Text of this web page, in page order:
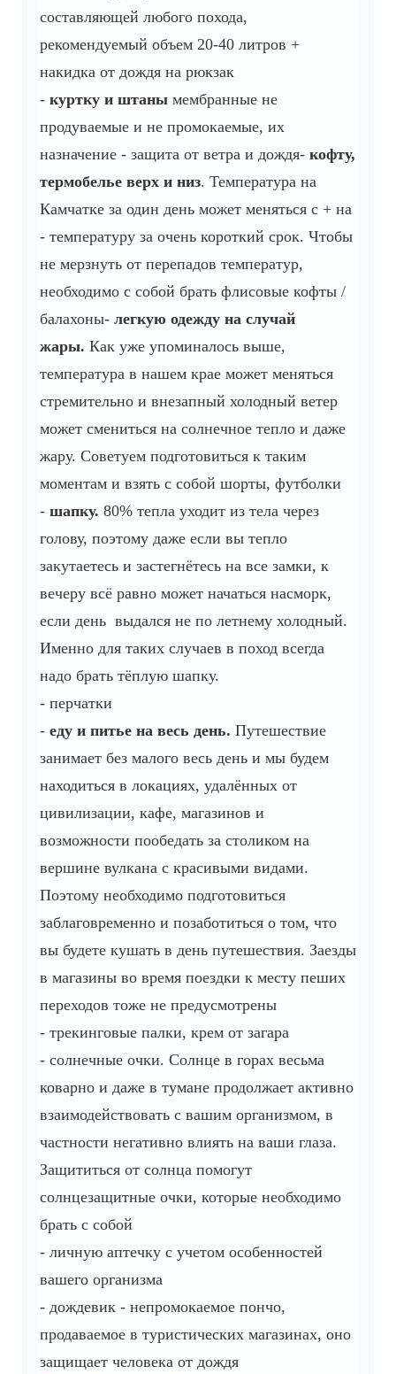
составляющей любого похода,
рекомендуемый объем 20-40 литров +
накидка от дождя на рюкзак
- куртку и штаны мембранные не
продуваемые и не промокаемые, их
назначение - защита от ветра и дождя- кофту,
термобелье верх и низ. Температура на
Камчатке за один день может меняться с + на
- температуру за очень короткий срок. Чтобы
не мерзнуть от перепадов температур,
необходимо с собой брать флисовые кофты /
балахоны- легкую одежду на случай
жары. Как уже упоминалось выше,
температура в нашем крае может меняться
стремительно и внезапный холодный ветер
может смениться на солнечное тепло и даже
жару. Советуем подготовиться к таким
моментам и взять с собой шорты, футболки
- шапку. 80% тепла уходит из тела через
голову, поэтому даже если вы тепло
закутаетесь и застегнётесь на все замки, к
вечеру всё равно может начаться насморк,
если день выдался не по летнему холодный.
Именно для таких случаев в поход всегда
надо брать тёплую шапку.
- перчатки
- еду и питье на весь день. Путешествие
занимает без малого весь день и мы будем
находиться в локациях, удалённых от
цивилизации, кафе, магазинов и
возможности пообедать за столиком на
вершине вулкана с красивыми видами.
Поэтому необходимо подготовиться
заблаговременно и позаботиться о том, что
вы будете кушать в день путешествия. Заезды
в магазины во время поездки к месту пеших
переходов тоже не предусмотрены
- трекинговые палки, крем от загара
- солнечные очки. Солнце в горах весьма
коварно и даже в тумане продолжает активно
взаимодействовать с вашим организмом, в
частности негативно влиять на ваши глаза.
Защититься от солнца помогут
солнцезащитные очки, которые необходимо
брать с собой
- личную аптечку с учетом особенностей
вашего организма
- дождевик - непромокаемое пончо,
продаваемое в туристических магазинах, оно
защищает человека от дождя